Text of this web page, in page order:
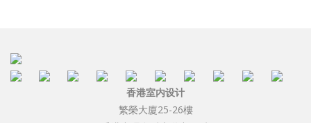
香港室内设计
繁榮大廈25-26樓